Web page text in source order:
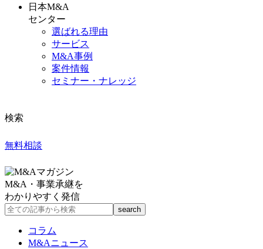
日本M&A
センター
選ばれる理由
サービス
M&A事例
案件情報
セミナー・ナレッジ
検索
無料相談
M&A・事業承継を
わかりやすく発信
コラム
M&Aニュース